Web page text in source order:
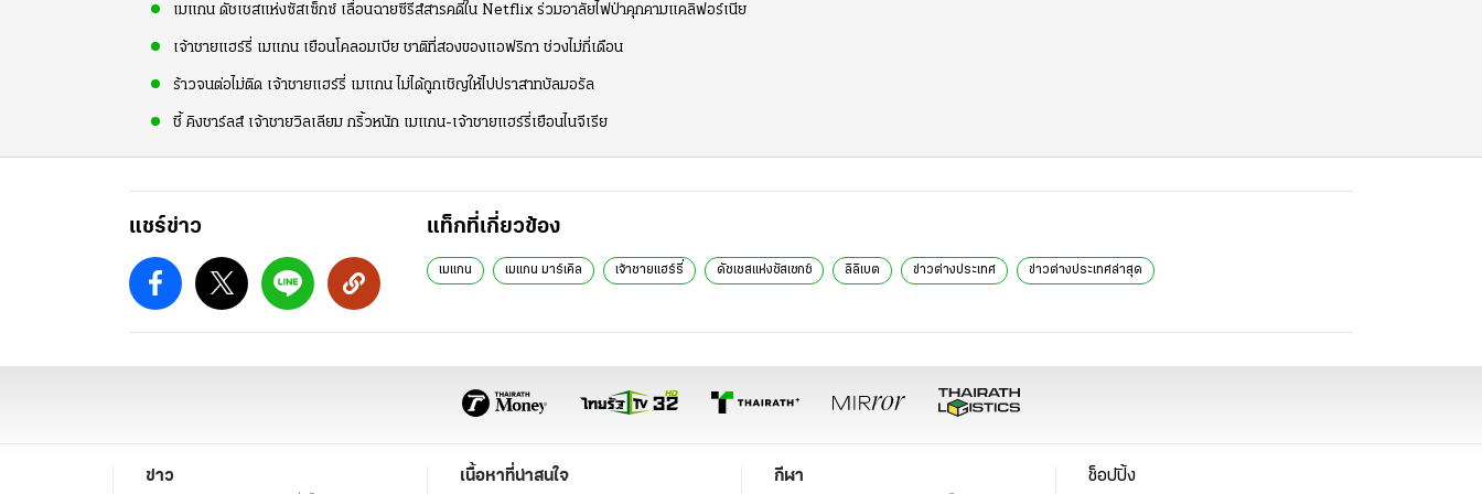
เมแกน ดัชเชสแห่งซัสเซ็กซ์ เลื่อนฉายซีรีส์สารคดีใน Netflix ร่วมอาลัยไฟป่าคุกคามแคลิฟอร์เนีย
เจ้าชายแฮร์รี่ เมแกน เยือนโคลอมเบีย ชาติที่สองของแอฟริกา ช่วงไม่กี่เดือน
ร้าวจนต่อไม่ติด เจ้าชายแฮร์รี่ เมแกน ไม่ได้ถูกเชิญให้ไปปราสาทบัลมอรัล
ชี้ คิงชาร์ลส์ เจ้าชายวิลเลียม กริ้วหนัก เมแกน-เจ้าชายแฮร์รี่เยือนไนจีเรีย
แชร์ข่าว แท็กที่เกี่ยวข้อง
เมแกน เมแกน มาร์เคิล เจ้าชายแฮร์รี่ ดัชเชสแห่งซัสเซกซ์ ลิลิเบต ข่าวต่างประเทศ ข่าวต่างประเทศล่าสุด
ข่าว เนื้อหาที่น่าสนใจ กีฬา ช็อปปิ้ง